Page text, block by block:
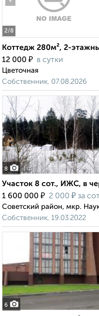
2/8
Коттедж 280м², 2-
12 000 ₽ в сутки
Цветочная
Собственник, 07.08.2026
8
Участок 8 сот., ИЖС, в
1 600 000 ₽ 2 000 ₽ за
Советский район, мкр.
Собственник, 19.03.2022
6